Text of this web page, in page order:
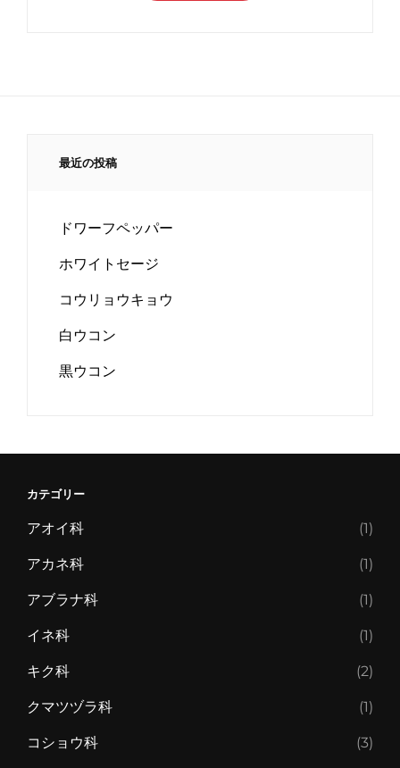
最近の投稿
ドワーフペッパー
ホワイトセージ
コウリョウキョウ
白ウコン
黒ウコン
カテゴリー
アオイ科 (1)
アカネ科 (1)
アブラナ科 (1)
イネ科 (1)
キク科 (2)
クマツヅラ科 (1)
コショウ科 (3)